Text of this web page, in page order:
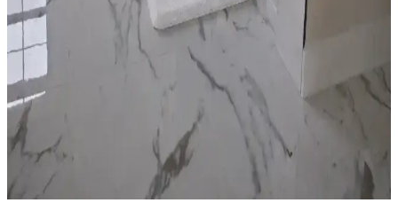
Yatak odası dekorasyonunda doğru renk seçimi, mobilya düzeni,
aksesuar kullanımı ve temizlikle hem estetik hem fonksiyonel bir
alan yaratmanın yolları ele alınıyor.
Banyo Paspası Seçiminde Siyah ve Beyaz Renklerin
Avantajları ve Dezavantajları
Banyo paspası seçimi, renklerin estetik ve fonksiyonel avantajlarıyla
temizlik ve güvenlik faktörlerini içerir. Siyah ve beyaz paspasların
avantajları, dezavantajları ve kullanım alışkanlıkları detaylıca
incelenir.